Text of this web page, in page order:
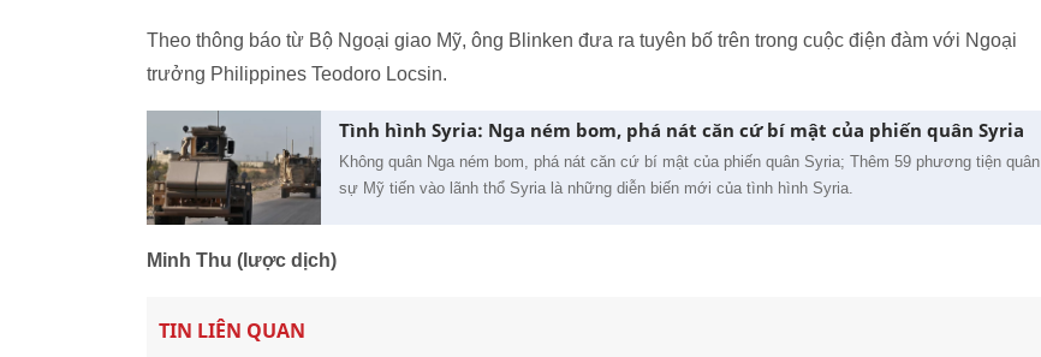
Theo thông báo từ Bộ Ngoại giao Mỹ, ông Blinken đưa ra tuyên bố trên trong cuộc điện đàm với Ngoại
trưởng Philippines Teodoro Locsin.
Tình hình Syria: Nga ném bom, phá nát căn cứ bí mật của phiến quân Syria
Không quân Nga ném bom, phá nát căn cứ bí mật của phiến quân Syria; Thêm 59 phương tiện quân
sự Mỹ tiến vào lãnh thổ Syria là những diễn biến mới của tình hình Syria.
Minh Thu (lược dịch)
TIN LIÊN QUAN